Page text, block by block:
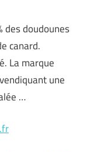
des doudounes
canard.
La marque
une
…